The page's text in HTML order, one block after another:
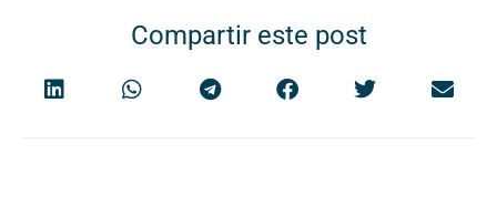
Compartir este post